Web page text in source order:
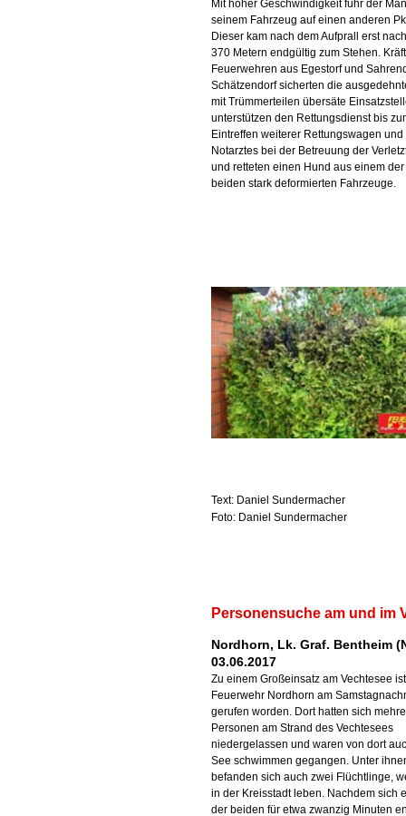
Mit hoher Geschwindigkeit fuhr der
seinem Fahrzeug auf einen anderen
Dieser kam nach dem Aufprall erst
370 Metern endgültig zum Stehen.
Feuerwehren aus Egestorf und
Schätzendorf sicherten die
mit Trümmerteilen übersäte
unterstützen den Rettungsdienst bis
Eintreffen weiterer Rettungswagen
Notarztes bei der Betreuung der
und retteten einen Hund aus einem der
beiden stark deformierten Fahrzeuge.
Text: Daniel Sundermacher
Foto: Daniel Sundermacher
Personensuche am und im
Nordhorn, Lk. Graf. Bentheim
03.06.2017
Zu einem Großeinsatz am Vechtesee
Feuerwehr Nordhorn am
gerufen worden. Dort hatten sich
Personen am Strand des Vechtesees
niedergelassen und waren von dort
See schwimmen gegangen. Unter
befanden sich auch zwei Flüchtlinge,
in der Kreisstadt leben. Nachdem sich
der beiden für etwa zwanzig Minuten